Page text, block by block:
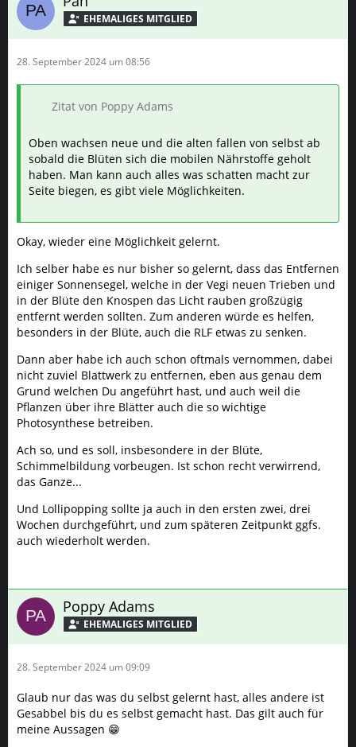
28. September 2024 um 08:56
Zitat von Poppy Adams
Oben wachsen neue und die alten fallen von selbst ab
sobald die Blüten sich die mobilen Nährstoffe geholt
haben. Man kann auch alles was schatten macht zur
Seite biegen, es gibt viele Möglichkeiten.
Okay, wieder eine Möglichkeit gelernt.
Ich selber habe es nur bisher so gelernt, dass das Entfernen
einiger Sonnensegel, welche in der Vegi neuen Trieben und
in der Blüte den Knospen das Licht rauben großzügig
entfernt werden sollten. Zum anderen würde es helfen,
besonders in der Blüte, auch die RLF etwas zu senken.
Dann aber habe ich auch schon oftmals vernommen, dabei
nicht zuviel Blattwerk zu entfernen, eben aus genau dem
Grund welchen Du angeführt hast, und auch weil die
Pflanzen über ihre Blätter auch die so wichtige
Photosynthese betreiben.
Ach so, und es soll, insbesondere in der Blüte,
Schimmelbildung vorbeugen. Ist schon recht verwirrend,
das Ganze...
Und Lollipopping sollte ja auch in den ersten zwei, drei
Wochen durchgeführt, und zum späteren Zeitpunkt ggfs.
auch wiederholt werden.
Poppy Adams
28. September 2024 um 09:09
Glaub nur das was du selbst gelernt hast, alles andere ist
Gesabbel bis du es selbst gemacht hast. Das gilt auch für
meine Aussagen 😁